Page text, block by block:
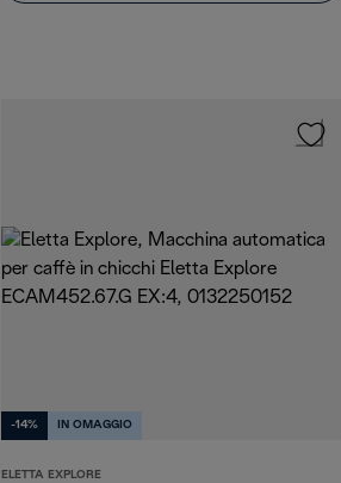
-14% IN OMAGGIO
ELETTA EXPLORE